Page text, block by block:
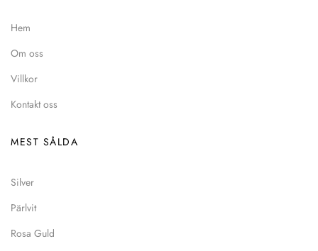
Hem
Om oss
Villkor
Kontakt oss
MEST SÅLDA
Silver
Pärlvit
Rosa Guld